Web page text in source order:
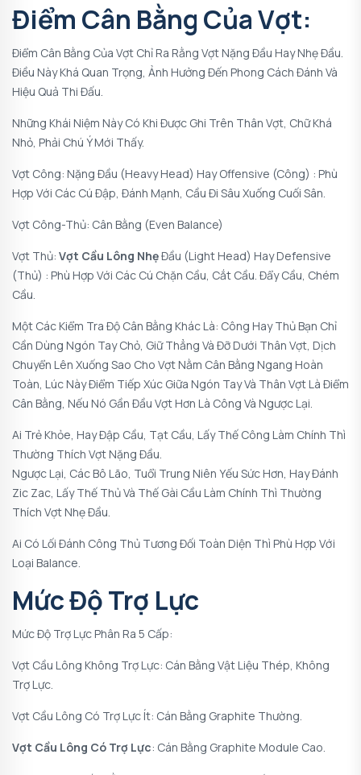
Điểm Cân Bằng Của Vợt:
Điểm Cân Bằng Của Vợt Chỉ Ra Rằng Vợt Nặng Đầu Hay Nhẹ Đầu.
Điều Này Khá Quan Trọng, Ảnh Hưởng Đến Phong Cách Đánh Và
Hiệu Quả Thi Đấu.
Những Khái Niệm Này Có Khi Được Ghi Trên Thân Vợt, Chữ Khá
Nhỏ, Phải Chú Ý Mới Thấy.
Vợt Công: Nặng Đầu (heavy Head) Hay Offensive (công) : Phù
Hợp Với Các Cú Đập, Đánh Mạnh, Cầu Đi Sâu Xuống Cuối Sân.
Vợt Công-Thủ: Cân Bằng (even Balance)
Vợt Thủ: Vợt Cầu Lông NhẹĐầu (light Head) Hay Defensive
(thủ) : Phù Hợp Với Các Cú Chặn Cầu, Cắt Cầu. Đẩy Cầu, Chém
Cầu.
Một Các Kiểm Tra Độ Cân Bằng Khác Là: Công Hay Thủ Bạn Chỉ
Cần Dùng Ngón Tay Chỏ, Giữ Thẳng Và Đỡ Dưới Thân Vợt, Dịch
Chuyển Lên Xuống Sao Cho Vợt Nằm Cân Bằng Ngang Hoàn
Toàn, Lúc Này Điểm Tiếp Xúc Giữa Ngón Tay Và Thân Vợt Là Điểm
Cân Bằng, Nếu Nó Gần Đầu Vợt Hơn Là Công Và Ngược Lại.
Ai Trẻ Khỏe, Hay Đập Cầu, Tạt Cầu, Lấy Thế Công Làm Chính Thì
Thường Thích Vợt Nặng Đầu.
Ngược Lại, Các Bô Lão, Tuổi Trung Niên Yếu Sức Hơn, Hay Đánh
Zic Zac, Lấy Thế Thủ Và Thế Gài Cầu Làm Chính Thì Thường
Thích Vợt Nhẹ Đầu.
Ai Có Lối Đánh Công Thủ Tương Đối Toàn Diện Thì Phù Hợp Với
Loại Balance.
Mức Độ Trợ Lực
Mức Độ Trợ Lực Phân Ra 5 Cấp:
Vợt Cầu Lông Không Trợ Lực: Cán Bằng Vật Liệu Thép, Không
Trợ Lực.
Vợt Cầu Lông Có Trợ Lực Ít: Cán Bằng Graphite Thường.
Vợt Cầu Lông Có Trợ Lực: Cán Bằng Graphite Module Cao.